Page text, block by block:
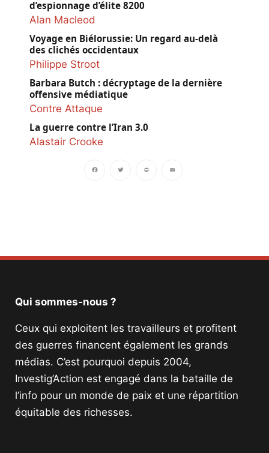
d’espionnage d’élite 8200
Alan Macleod
Voyage en Biélorussie: Un regard au-delà
des clichés occidentaux
Philippe Stroot
Barbara Butch : décryptage de la dernière
offensive médiatique
Contre Attaque
La guerre contre l’Iran 3.0
Alastair Crooke
Qui sommes-nous ?
Ceux qui exploitent les travailleurs et profitent
des guerres financent également les grands
médias. C’est pourquoi depuis 2004,
Investig’Action est engagé dans la bataille de
l’info pour un monde de paix et une répartition
équitable des richesses.